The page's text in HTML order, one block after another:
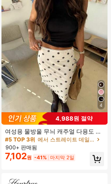
4
4,988원 절약
여성용 물방울 무늬 캐주얼 다용도 데
이트 & 외출 A라인 스커트 봄
#5 TOP 3위
에서 스트레이트 데일리 스커트
900+ 판매됨
7,102원 -41% 마지막 2일